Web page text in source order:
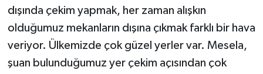
dışında çekim yapmak, her zaman alışkın
olduğumuz mekanların dışına çıkmak farklı bir hava
veriyor. Ülkemizde çok güzel yerler var. Mesela,
şuan bulunduğumuz yer çekim açısından çok